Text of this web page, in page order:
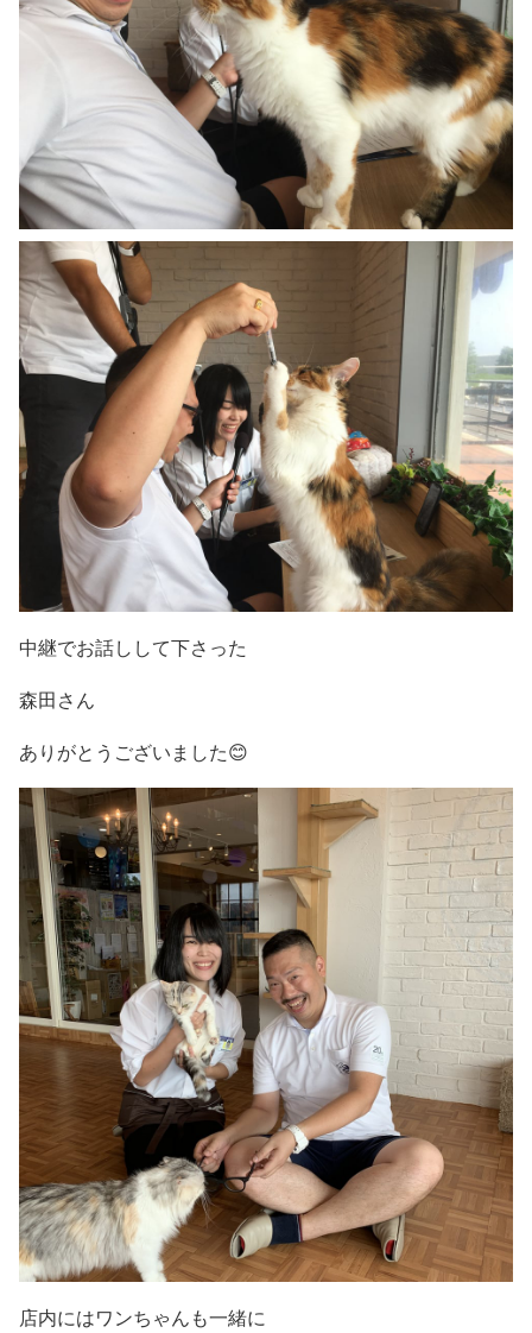
中継でお話しして下さった
森田さん
ありがとうございました😊
店内にはワンちゃんも一緒に